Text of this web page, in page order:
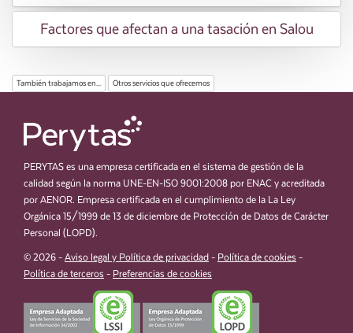
Factores que afectan a una tasación en Salou
También trabajamos en... Otros servicios que ofrecemos
PERYTAS es una empresa certificada en el sistema de gestión de la
calidad según la norma UNE-EN-ISO 9001:2008 por ENAC y acreditada
por AENOR. Empresa certificada en el cumplimiento de la La Ley
Orgánica 15/1999 de 13 de diciembre de Protección de Datos de Carácter
Personal (LOPD).
© 2026 - Aviso legal y Política de privacidad - Política de cookies -
Política de terceros - Preferencias de cookies